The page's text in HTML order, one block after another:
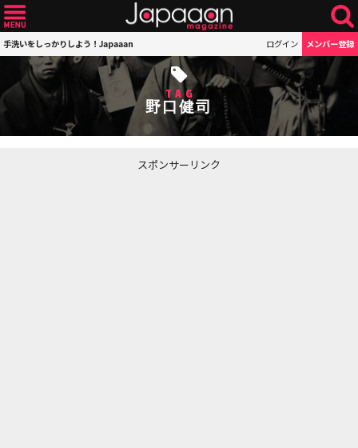
手洗いをしっかりしよう！Japaaan ログイン メンバー登録
TAG
野口健司
スポンサーリンク